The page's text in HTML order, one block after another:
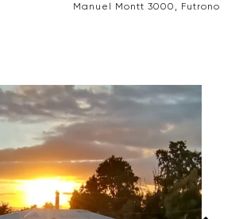
Manuel Montt 3000, Futrono